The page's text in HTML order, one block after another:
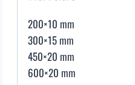
200×10 mm
300×15 mm
450×20 mm
600×20 mm